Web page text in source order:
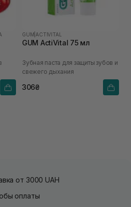
GUM ACTIVITAL
GUM ActiVital 75 мл
Зубная паста для защиты зубов и
свежего дыхания
306₴
от 3000 UAH
оплаты